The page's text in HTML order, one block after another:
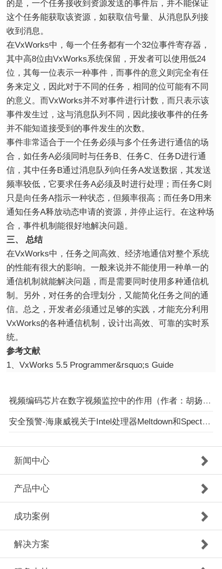
的是，一个任务接收到资源发送的事件后，并不能保证
这个任务能获取该资源，如获取信号量、从消息队列接
收到消息。
在VxWorks中，每一个任务都有一个32位事件寄存器，
其中高8位由VxWorks系统保留，开发者可以使用低24
位，其每一位表示一种事件，而事件的意义则完全有任
务来定义，因此对于不同的任务，相同的位可能有不同
的意义。而VxWorks并不对事件进行计数，而只表示该
事件发生过，这与消息队列不同，因此接收事件的任务
并不能知道接受到的事件发生的次数。
事件非常适合于一个任务必须与多个任务进行通信的场
合，如任务A必须同时与任务B、任务C、任务D进行通
信，其中任务B通过消息队列向任务A发送数据，其发送
频率较低，它要求任务A必须及时进行处理；而任务C则
只是向任务A指示一种状态，但频率很高；而任务D用来
通知任务A释放动态申请的资源，并停止运行。在这种场
合，事件机制能很好地解决问题。
三、 总结
在VxWorks中，任务之间高效、经济地通信对整个系统
的性能有很大的影响。一般来说并不能使用一种单一的
通信机制就能解决问题，而是需要同时使用多种通信机
制。另外，对任务的合理划分，又能简化任务之间的通
信。总之，开发者必须通过足够的实践，才能充分利用
VxWorks的各种通信机制，设计出高效、可靠的实时系
统。
参考文献
1、VxWorks 5.5 Programmer&rsquo;s Guide
视频编码芯片在数字视频监控中的作用（作者：胡扬忠）
安全预警-海康威视关于Intel处理器Meltdown和Spectre安全漏洞的公告
新闻中心
产品中心
成功案例
解决方案